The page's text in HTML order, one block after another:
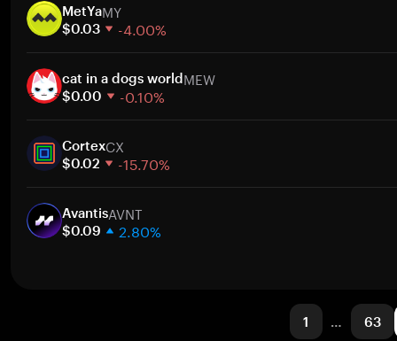
30일
시가총액
MetYaMY
$0.03 -4.00%
30일
시가총액
cat in a dogs worldMEW
$0.00 -0.10%
30일
시가총액
CortexCX
$0.02 -15.70%
30일
시가총액
AvantisAVNT
$0.09 2.80%
1 … 63